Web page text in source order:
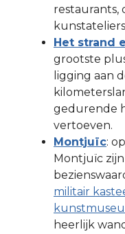
restaurants,
Het strand
grootste
ligging aan
gedurende
vertoeven.
Montjuïc:
Montjuïc
militair
heerlijk